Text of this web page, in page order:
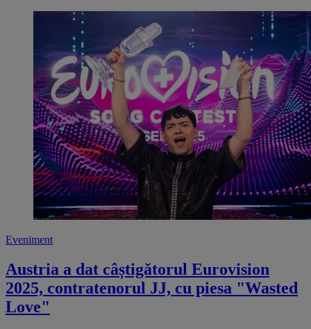
Eveniment
Austria a dat câștigătorul Eurovision
2025, contratenorul JJ, cu piesa "Wasted
Love"